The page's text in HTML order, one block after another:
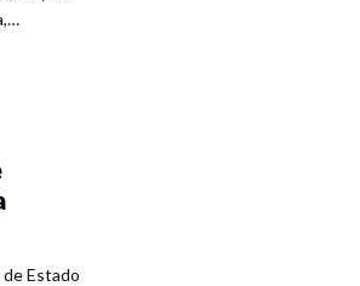
Estado